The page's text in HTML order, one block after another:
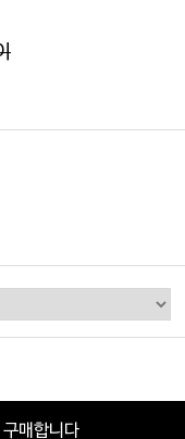
구매합니다